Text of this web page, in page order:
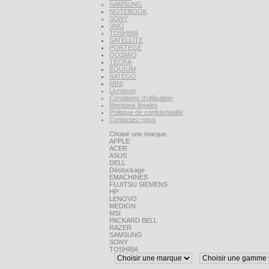
SAMSUNG
NOTEBOOK
SONY
VAIO
TOSHIBA
SATELLITE
PORTEGE
QOSMIO
TECRA
EQUIUM
SATEGO
MINI
Livraison
Conditions d'utilisation
Mentions légales
Politique de confidentialité
Contactez-nous
Choisir une marque
APPLE
ACER
ASUS
DELL
Déstockage
EMACHINES
FUJITSU SIEMENS
HP
LENOVO
MEDION
MSI
PACKARD BELL
RAZER
SAMSUNG
SONY
TOSHIBA